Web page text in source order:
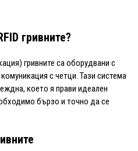
гривните?
гривните са оборудвани с
с четци. Тази система
което я прави идеален
бързо и точно да се